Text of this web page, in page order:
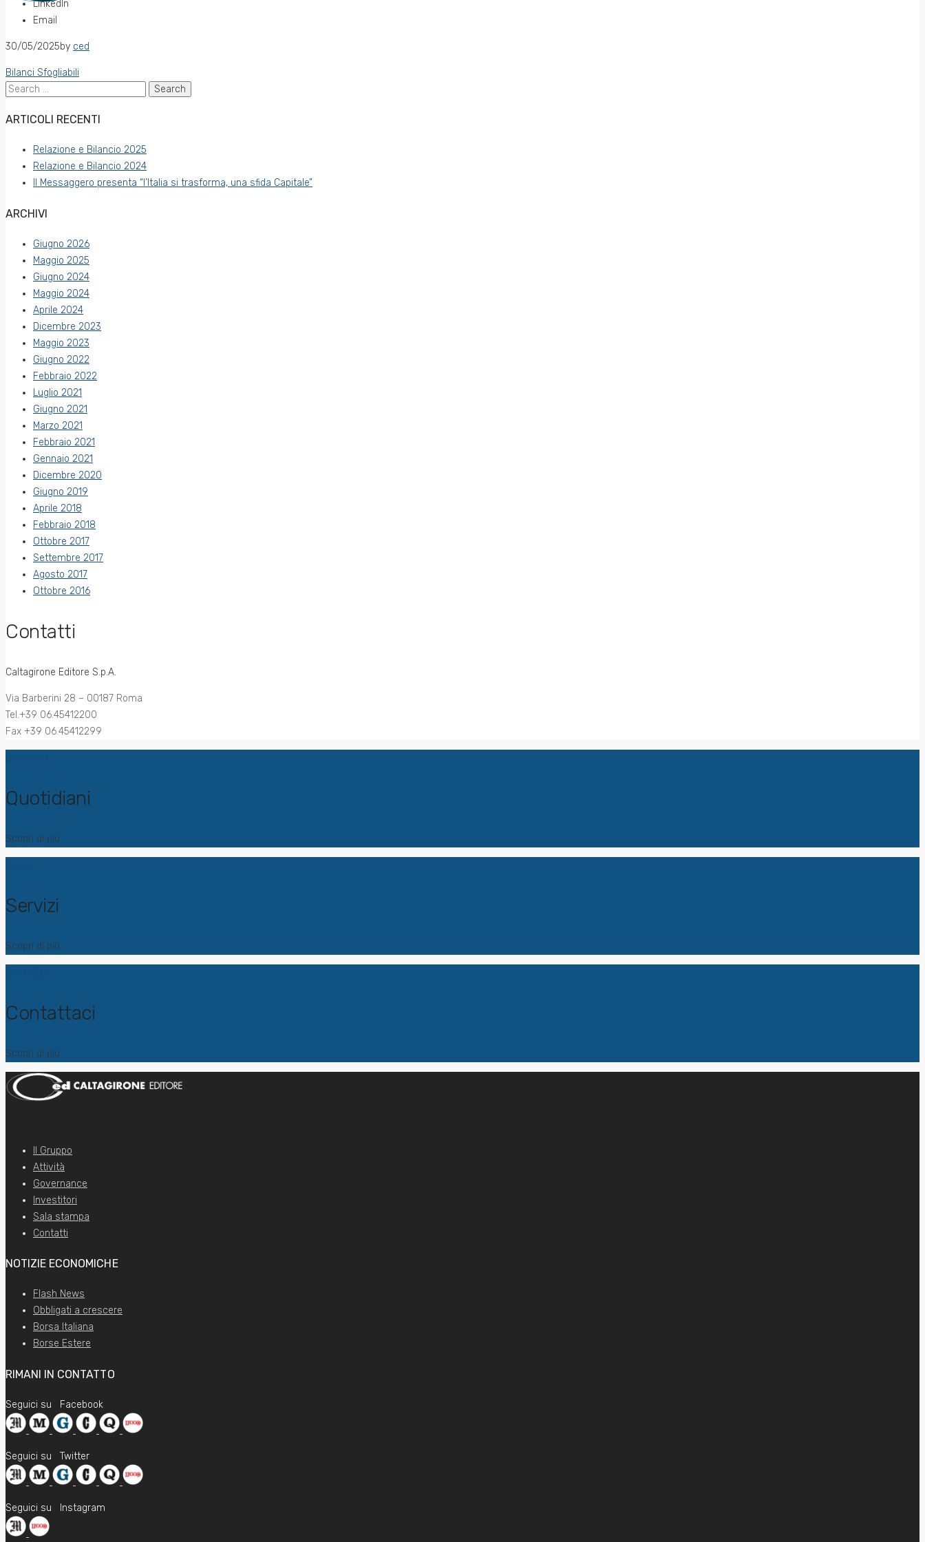
LinkedIn
Email
30/05/2025by ced
Bilanci Sfogliabili
Search
ARTICOLI RECENTI
Relazione e Bilancio 2025
Relazione e Bilancio 2024
Il Messaggero presenta “l’Italia si trasforma, una sfida Capitale”
ARCHIVI
Giugno 2026
Maggio 2025
Giugno 2024
Maggio 2024
Aprile 2024
Dicembre 2023
Maggio 2023
Giugno 2022
Febbraio 2022
Luglio 2021
Giugno 2021
Marzo 2021
Febbraio 2021
Gennaio 2021
Dicembre 2020
Giugno 2019
Aprile 2018
Febbraio 2018
Ottobre 2017
Settembre 2017
Agosto 2017
Ottobre 2016
Contatti
Caltagirone Editore S.p.A.
Via Barberini 28 – 00187 Roma
Tel.+39 06.45412200
Fax +39 06.45412299
Quotidiani
Scopri di più
Servizi
Scopri di più
Contattaci
Scopri di più
Il Gruppo
Attività
Governance
Investitori
Sala stampa
Contatti
NOTIZIE ECONOMICHE
Flash News
Obbligati a crescere
Borsa Italiana
Borse Estere
RIMANI IN CONTATTO
Seguici su Facebook
Seguici su Twitter
Seguici su Instagram